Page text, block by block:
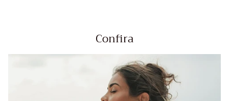
Confira